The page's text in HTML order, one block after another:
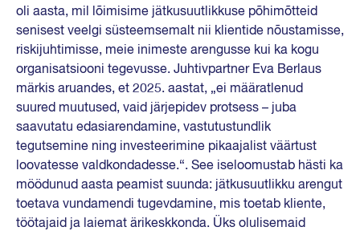
oli aasta, mil lõimisime jätkusuutlikkuse põhimõtteid
senisest veelgi süsteemsemalt nii klientide nõustamisse,
riskijuhtimisse, meie inimeste arengusse kui ka kogu
organisatsiooni tegevusse. Juhtivpartner Eva Berlaus
märkis aruandes, et 2025. aastat, „ei määratlenud
suured muutused, vaid järjepidev protsess – juba
saavutatu edasiarendamine, vastutustundlik
tegutsemine ning investeerimine pikaajalist väärtust
loovatesse valdkondadesse.“. See iseloomustab hästi ka
möödunud aasta peamist suunda: jätkusuutlikku arengut
toetava vundamendi tugevdamine, mis toetab kliente,
töötajaid ja laiemat ärikeskkonda. Üks olulisemaid